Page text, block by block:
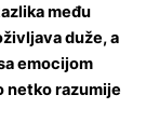
među
duže, a
emocijom
netko razumije